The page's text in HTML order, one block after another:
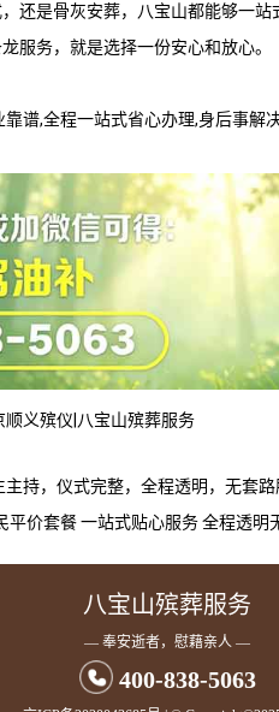
还是骨灰安葬，八宝山都能够一
服务，就是选择一份安心和放心。
靠谱,全程一站式省心办理,身后事解
顺义殡仪 八宝山殡葬服务
持，仪式完整，全程透明，无套路
平价套餐 一站式贴心服务 全程透明
八宝山殡葬服务
— 奉安逝者，慰藉亲人 —
400-838-5063